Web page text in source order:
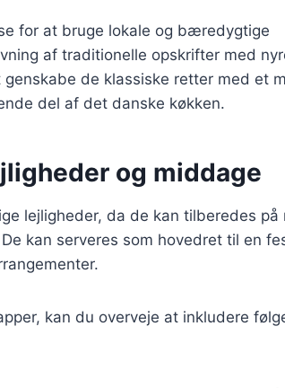
for at bruge lokale og bæredygtige
af traditionelle opskrifter med
de klassiske retter med et
del af det danske køkken.
og middage
lejligheder, da de kan tilberedes på
kan serveres som hovedret til en
kan du overveje at inkludere